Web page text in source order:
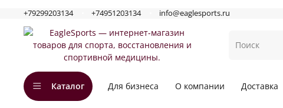
+79299203134 +74951203134 info@eaglesports.ru
Каталог Для бизнеса О компании Доставка